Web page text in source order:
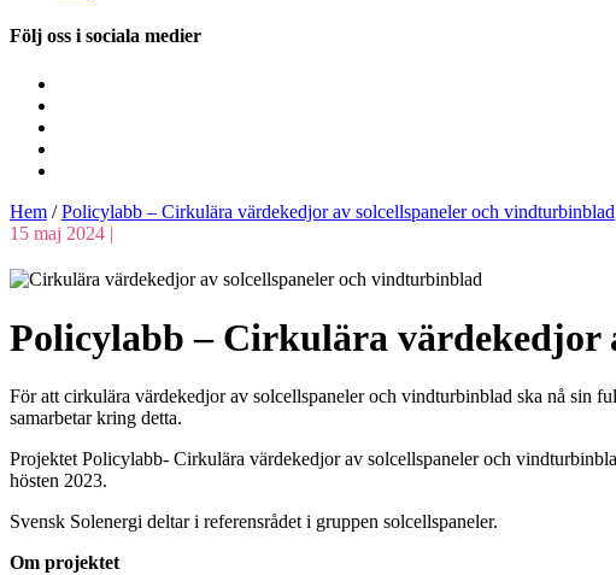
Följ oss i sociala medier
Hem /Policylabb – Cirkulära värdekedjor av solcellspaneler och vindturbinblad
15 maj 2024 |
Policylabb – Cirkulära värdekedjor
För att cirkulära värdekedjor av solcellspaneler och vindturbinblad ska nå sin
samarbetar kring detta.
Projektet Policylabb- Cirkulära värdekedjor av solcellspaneler och
hösten 2023.
Svensk Solenergi deltar i referensrådet i gruppen solcellspaneler.
Om projektet